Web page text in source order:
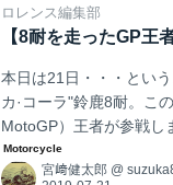
ロレンス編集部
【8耐を走ったGP王
本日は21日・・・とい
カ·コーラ"鈴鹿8耐。こ
MotoGP）王者が参戦し
界ロードレース
の'80年代500ccクラス
宮﨑健太郎 @